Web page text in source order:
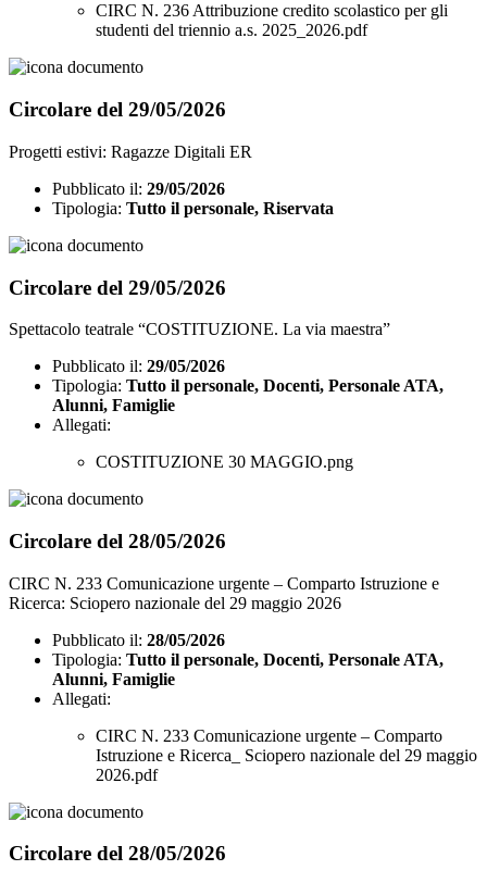
CIRC N. 236 Attribuzione credito scolastico per gli
studenti del triennio a.s. 2025_2026.pdf
Circolare del 29/05/2026
Progetti estivi: Ragazze Digitali ER
Pubblicato il: 29/05/2026
Tipologia: Tutto il personale, Riservata
Circolare del 29/05/2026
Spettacolo teatrale “COSTITUZIONE. La via maestra”
Pubblicato il: 29/05/2026
Tipologia: Tutto il personale, Docenti, Personale ATA,
Alunni, Famiglie
Allegati:
COSTITUZIONE 30 MAGGIO.png
Circolare del 28/05/2026
CIRC N. 233 Comunicazione urgente – Comparto Istruzione e
Ricerca: Sciopero nazionale del 29 maggio 2026
Pubblicato il: 28/05/2026
Tipologia: Tutto il personale, Docenti, Personale ATA,
Alunni, Famiglie
Allegati:
CIRC N. 233 Comunicazione urgente – Comparto
Istruzione e Ricerca_ Sciopero nazionale del 29 maggio
2026.pdf
Circolare del 28/05/2026